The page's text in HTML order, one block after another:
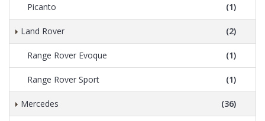
Picanto (1)
Land Rover (2)
Range Rover Evoque (1)
Range Rover Sport (1)
Mercedes (36)